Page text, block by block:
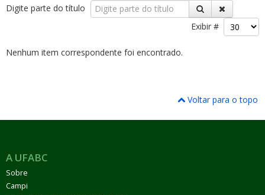
Digite parte do título
Exibir #
Nenhum item correspondente foi encontrado.
Voltar para o topo
A UFABC
Sobre
Campi